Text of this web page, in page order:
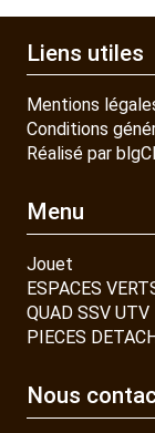
Liens utiles
Mentions
Conditions
Réalisé par
Menu
Jouet
ESPACES
QUAD SSV UTV
PIECES
Nous